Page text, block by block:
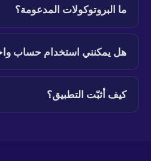
ما البروتوكولات المدعومة؟
هل يمكنني استخدام حساب
كيف أثبّت التطبيق؟